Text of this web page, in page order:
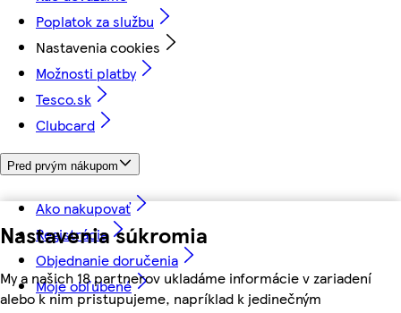
Nastavenia súkromia
My a našich 18 partnerov ukladáme informácie v zariadení
alebo k nim pristupujeme, napríklad k jedinečným
Poplatok za službu
Nastavenia cookies
Možnosti platby
Tesco.sk
Clubcard
Pred prvým nákupom
Ako nakupovať
Registrácia
Objednanie doručenia
Moje obľúbené